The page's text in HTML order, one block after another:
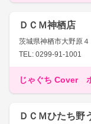
ＤＣＭ神栖店
茨城県神栖市大野原４
TEL: 0299-91-1001
じゃぐち Cover
ＤＣＭひたち野